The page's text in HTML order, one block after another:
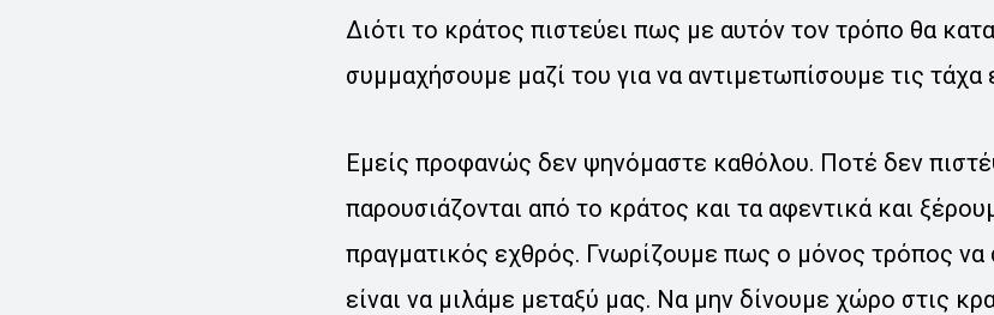
Διότι το κράτος πιστεύει πως με αυτόν τον τρόπο θα
συμμαχήσουμε μαζί του για να αντιμετωπίσουμε τις τάχα
Εμείς προφανώς δεν ψηνόμαστε καθόλου. Ποτέ δεν
παρουσιάζονται από το κράτος και τα αφεντικά και
πραγματικός εχθρός. Γνωρίζουμε πως ο μόνος τρόπος
είναι να μιλάμε μεταξύ μας. Να μην δίνουμε χώρο στις